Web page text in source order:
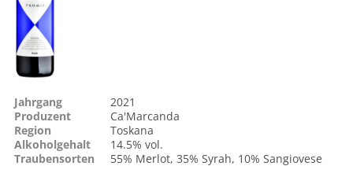
Jahrgang
2021
Produzent
Ca'Marcanda
Region
Toskana
Alkoholgehalt
14.5% vol.
Traubensorten
55% Merlot, 35% Syrah, 10% Sangiovese